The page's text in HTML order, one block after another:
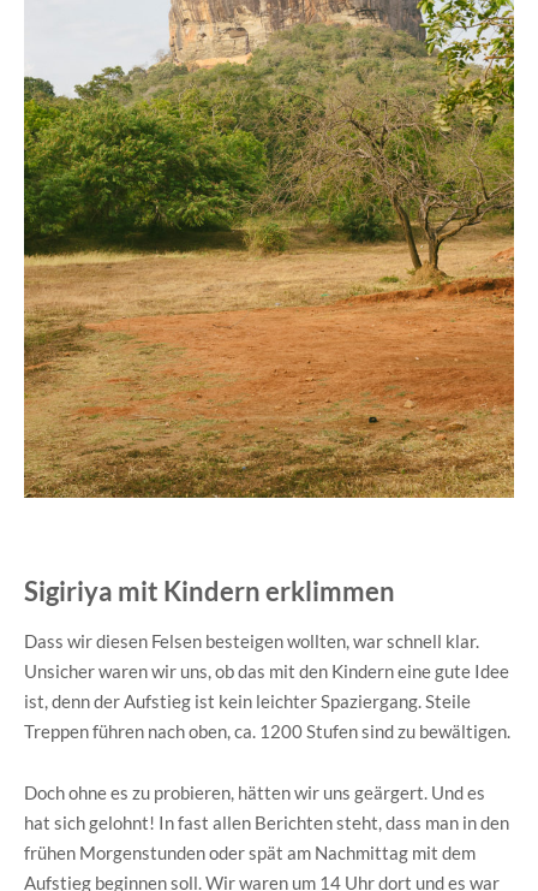
Sigiriya mit Kindern erklimmen
Dass wir diesen Felsen besteigen wollten, war schnell klar.
Unsicher waren wir uns, ob das mit den Kindern eine gute Idee
ist, denn der Aufstieg ist kein leichter Spaziergang. Steile
Treppen führen nach oben, ca. 1200 Stufen sind zu bewältigen.
Doch ohne es zu probieren, hätten wir uns geärgert. Und es
hat sich gelohnt! In fast allen Berichten steht, dass man in den
frühen Morgenstunden oder spät am Nachmittag mit dem
Aufstieg beginnen soll. Wir waren um 14 Uhr dort und es war